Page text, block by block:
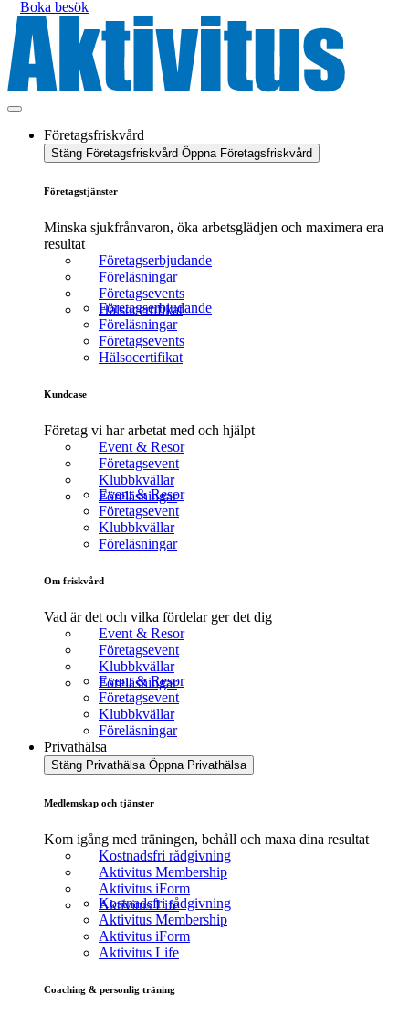
Boka besök
Företagsfriskvård
Stäng Företagsfriskvård Öppna Företagsfriskvård
Företagstjänster
Minska sjukfrånvaron, öka arbetsglädjen och maximera era
resultat
Företagserbjudande
Föreläsningar
Företagsevents
Hälsocertifikat
Företagserbjudande
Föreläsningar
Företagsevents
Hälsocertifikat
Kundcase
Företag vi har arbetat med och hjälpt
Event & Resor
Företagsevent
Klubbkvällar
Föreläsningar
Event & Resor
Företagsevent
Klubbkvällar
Föreläsningar
Om friskvård
Vad är det och vilka fördelar ger det dig
Event & Resor
Företagsevent
Klubbkvällar
Föreläsningar
Event & Resor
Företagsevent
Klubbkvällar
Föreläsningar
Privathälsa
Stäng Privathälsa Öppna Privathälsa
Medlemskap och tjänster
Kom igång med träningen, behåll och maxa dina resultat
Kostnadsfri rådgivning
Aktivitus Membership
Aktivitus iForm
Aktivitus Life
Kostnadsfri rådgivning
Aktivitus Membership
Aktivitus iForm
Aktivitus Life
Coaching & personlig träning